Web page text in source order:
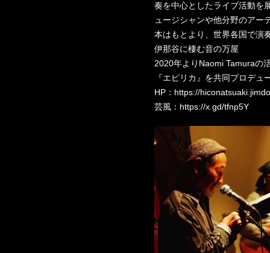
奏を中心としたライブ活動を
ュージシャンや他分野のアー
本はもとより、世界各国で演
伊那谷に棲む音の万屋
2020年よりNaomi Tamuraの
『エピリカ』を共同プロデュ
HP：https://
芸風：https://x.gd/tfnp5Y